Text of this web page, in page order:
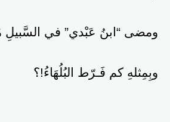
ومضى “ابنُ عَبْدي” في السَّبيلِ
وبِمِثلهِ كم فَـرّط البُلُهَاءُ!؟